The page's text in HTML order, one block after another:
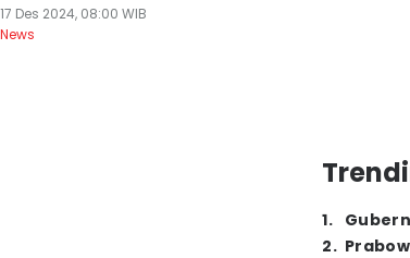
17 Des 2024, 08:00 WIB
News
1.
2.